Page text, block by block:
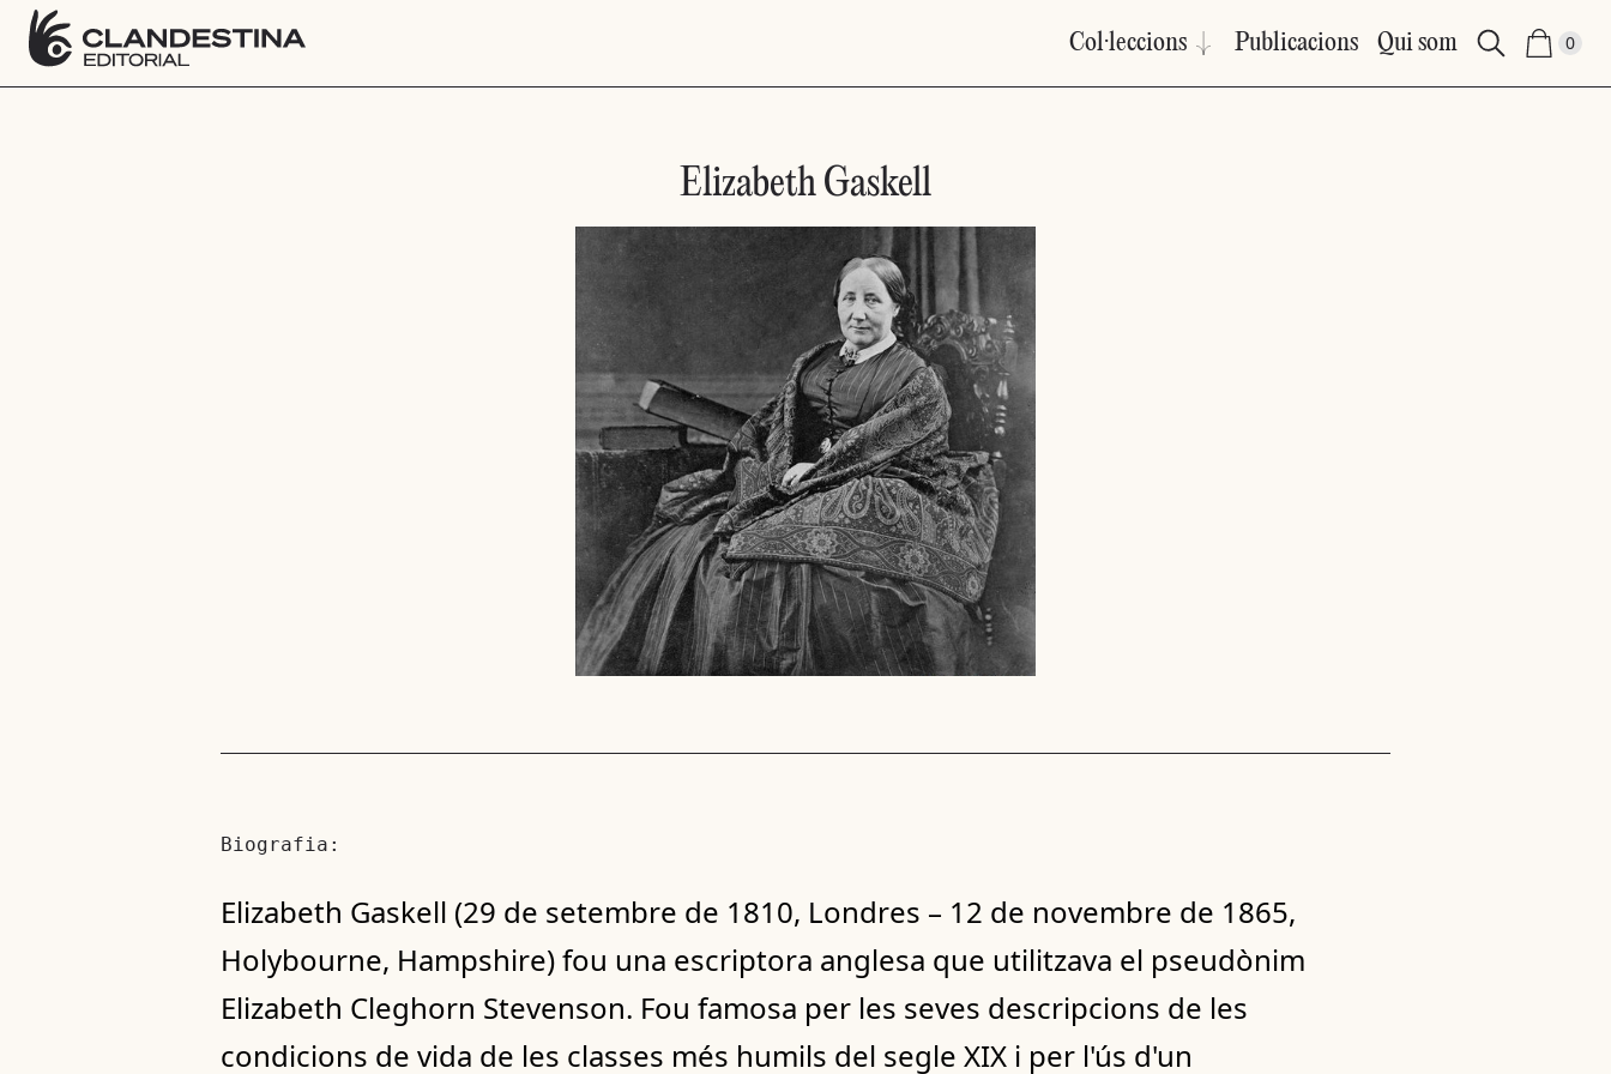
Col·leccions Publicacions Qui som 0
Elizabeth Gaskell
Biografia:
Elizabeth Gaskell (29 de setembre de 1810, Londres – 12 de novembre de 1865,
Holybourne, Hampshire) fou una escriptora anglesa que utilitzava el pseudònim
Elizabeth Cleghorn Stevenson. Fou famosa per les seves descripcions de les
condicions de vida de les classes més humils del segle XIX i per l'ús d'un